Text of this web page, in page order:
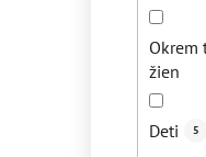
znečis
Okrem
žien
Deti 5